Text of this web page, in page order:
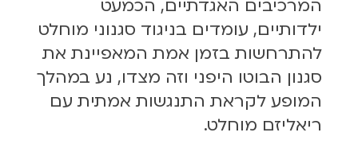
המרכיבים האגדתיים, הכמעט
ילדותיים, עומדים בניגוד סגנוני מוחלט
להתרחשות בזמן אמת המאפיינת את
סגנון הבוטו היפני וזה מצדו, נע במהלך
המופע לקראת התנגשות אמתית עם
ריאליזם מוחלט.